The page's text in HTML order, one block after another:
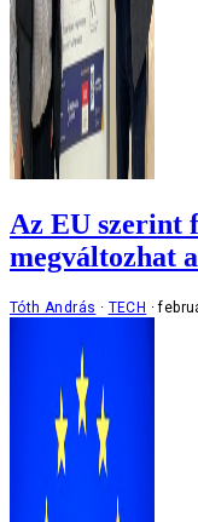
Az EU szerint
megváltozhat
Tóth András TECH